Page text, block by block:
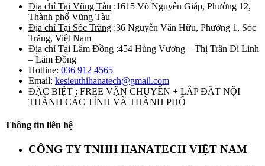
Địa chỉ Tại Vũng Tàu :1615 Võ Nguyên Giáp, Phường 12,
Thành phố Vũng Tàu
Địa chỉ Tại Sóc Trăng :36 Nguyễn Văn Hữu, Phường 1, Sóc
Trăng, Việt Nam
Địa chỉ Tại Lâm Đồng :454 Hùng Vương – Thị Trấn Di Linh
– Lâm Đồng
Hotline: 036 912 4565
Email: kesieuthihanatech@gmail.com
ĐẶC BIỆT : FREE VẬN CHUYỂN + LẮP ĐẶT NỘI
THÀNH CÁC TỈNH VÀ THÀNH PHỐ
Thông tin liên hệ
CÔNG TY TNHH HANATECH VIỆT NAM